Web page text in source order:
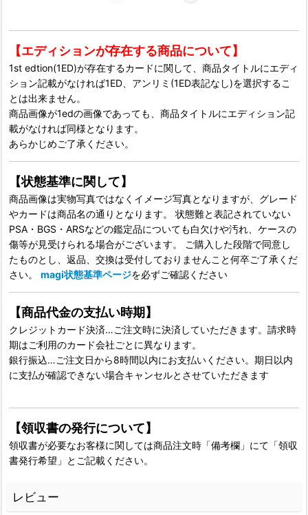
【エディションが存在する商品について】
1st edtion(1ED)が存在するカードに関して、商品タイトルにエディ
ション記載がなければ1ED、アンリミ(1ED表記なし)を選択するこ
とは出来ません。
商品画像が1edの画像であっても、商品タイトルにエディション記
載がなければ同様となります。
あらかじめご了承ください。
【状態基準に関して】
商品画像は実物写真ではなくイメージ写真となりますが、グレード
やカードは商品名の通りとなります。 状態難と表記されていない
PSA・BGS・ARSなどの鑑定品についても白欠けや汚れ、ケースの
傷等が見受けられる場合がございます。 ご購入した段階で同意し
たものとし、返品、交換は受付しておりませんこと何卒ご了承くだ
さい。 magi状態基準ページを必ずご確認ください
【商品代金の支払い時期】
クレジットカード決済…ご注文時に決済していただきます。請求時
期はご利用のカード会社ごとに異なります。
銀行振込…ご注文日から8時間以内にお支払いください。期日以内
に支払が確認できない場合キャンセルとさせていただきます
【領収書の発行について】
領収書が必要なお客様に関しては商品注文時「備考欄」にて「領収
書発行希望」とご記載ください。
レビュー